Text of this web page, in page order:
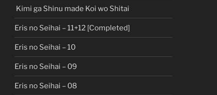
Kimi ga Shinu made Koi wo Shitai
Eris no Seihai – 11+12 [Completed]
Eris no Seihai – 10
Eris no Seihai – 09
Eris no Seihai – 08